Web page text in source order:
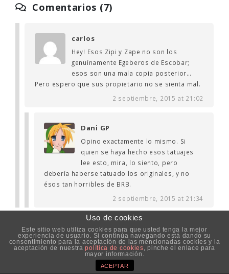
Comentarios (7)
carlos
Hey! Esos Zipi y Zape no son los
genuínamente Egeberos de Escobar;
esos son una mala copia posterior…
Pero espero que sus propietario no se sienta mal.
2 septiembre, 2015 at 21:02
Dani GP
Opino exactamente lo mismo. Si
quien se haya hecho esos tatuajes
lee esto, mira, lo siento, pero
debería haberse tatuado los originales, y no
ésos tan horribles de BRB.
2 septiembre, 2015 at 21:34
Nacho
Pa matar a más de uno…
2 septiembre, 2015 at 22:13
Uso de cookies
Este sitio web utiliza cookies para que usted tenga la mejor
experiencia de usuario. Si continúa navegando está dando su
consentimiento para la aceptación de las mencionadas cookies y la
aceptación de nuestrapolítica de cookies, pinche el enlace para
mayor información.
ACEPTAR